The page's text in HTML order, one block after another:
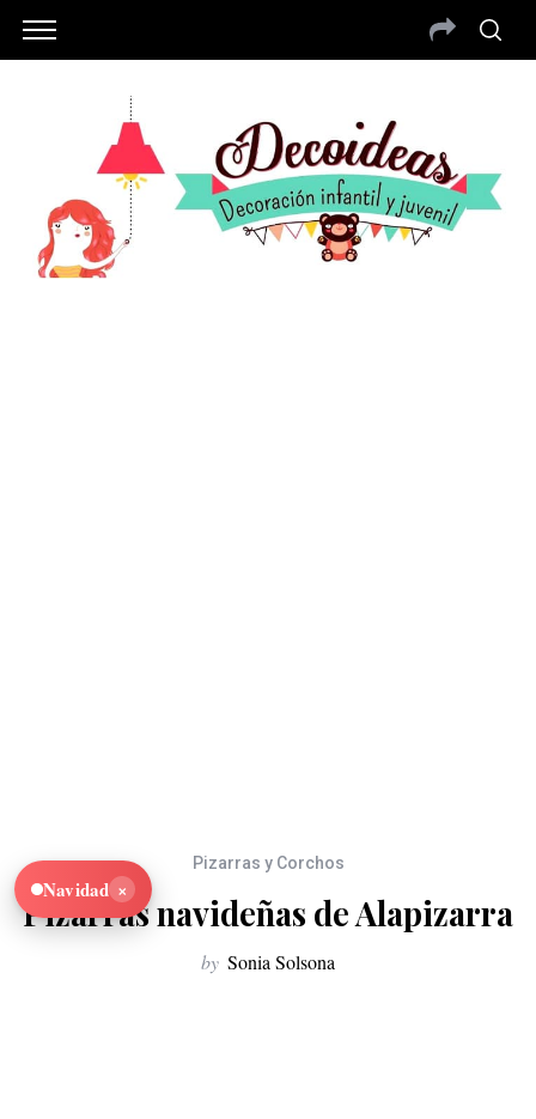
Pizarras y Corchos
Pizarras navideñas de Alapizarra
by Sonia Solsona
Navidad ×